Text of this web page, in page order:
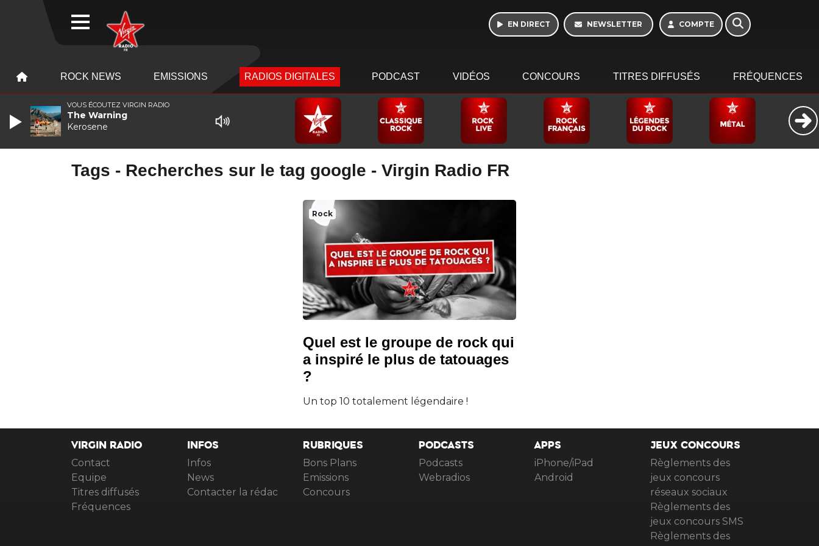
EN DIRECT NEWSLETTER COMPTE
ROCK NEWS EMISSIONS RADIOS DIGITALES PODCAST VIDÉOS CONCOURS TITRES DIFFUSÉS FRÉQUENCES
Tags - Recherches sur le tag google - Virgin Radio FR
Rock
Quel est le groupe de rock qui
a inspiré le plus de tatouages
?
Un top 10 totalement légendaire !
VIRGIN RADIO
Contact
Equipe
Titres diffusés
Fréquences
INFOS
Infos
News
Contacter la rédac
RUBRIQUES
Bons Plans
Emissions
Concours
PODCASTS
Podcasts
Webradios
APPS
iPhone/iPad
Android
JEUX CONCOURS
Règlements des
jeux concours
réseaux sociaux
Règlements des
jeux concours SMS
Règlements des
VOUS ÉCOUTEZ VIRGIN RADIO
The Warning
Kerosene
WEBRADIO
16h - 20h